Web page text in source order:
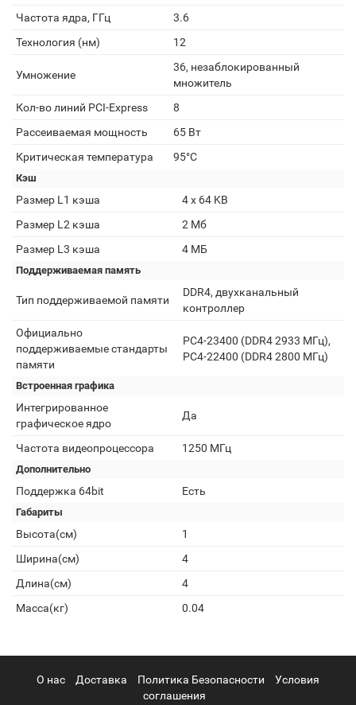
Частота ядра, ГГц
3.6
Технология (нм)
12
Умножение
36, незаблокированный
множитель
Кол-во линий PCI-Express
8
Рассеиваемая мощность
65 Вт
Критическая температура
95°C
Кэш
Размер L1 кэша
4 x 64 KB
Размер L2 кэша
2 Мб
Размер L3 кэша
4 МБ
Поддерживаемая память
Тип поддерживаемой памяти
DDR4, двухканальный
контроллер
Официально
поддерживаемые стандарты
памяти
PC4-23400 (DDR4 2933 МГц),
PC4-22400 (DDR4 2800 МГц)
Встроенная графика
Интегрированное
графическое ядро
Да
Частота видеопроцессора 1250 МГц
Дополнительно
Поддержка 64bit Есть
Габариты
Высота(см)
1
Ширина(см)
4
Длина(см)
4
Масса(кг)
0.04
О нас Доставка Политика Безопасности
Условия
соглашения